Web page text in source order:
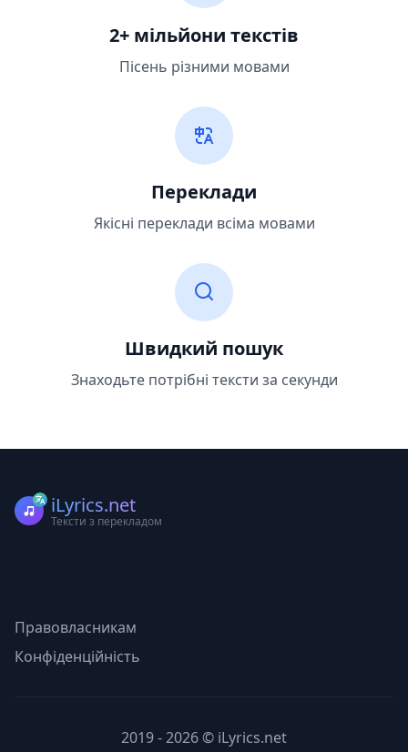
2+ мільйони текстів
Пісень різними мовами
Переклади
Якісні переклади всіма мовами
Швидкий пошук
Знаходьте потрібні тексти за секунди
iLyrics.net
Тексти з перекладом
Правовласникам
Конфіденційність
2019 - 2026 © iLyrics.net